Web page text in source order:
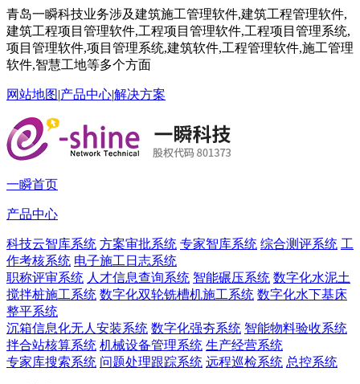
青岛一瞬科技业务涉及建筑施工管理软件,建筑工程管理软件,
建筑工程项目管理软件,工程项目管理软件,工程项目管理系统,
项目管理软件,项目管理系统,建筑软件,工程管理软件,施工管理
软件,智慧工地等多个方面
网站地图|产品中心|解决方案
一瞬首页
产品中心
科技云智库系统 方案审批系统 专家智库系统 综合测评系统 工
作考核系统 电子施工日志系统
职称评审系统 人才信息查询系统 智能碾压系统 数字化水泥土
搅拌桩施工系统 数字化双轮铣槽机施工系统 数字化水下基床
整平系统
沉箱信息化无人安装系统 数字化强夯系统 智能物料验收系统
拌合站核算系统 机械设备管理系统 生产经营系统
专家库搜索系统 问题处理跟踪系统 远程巡检系统 总控系统